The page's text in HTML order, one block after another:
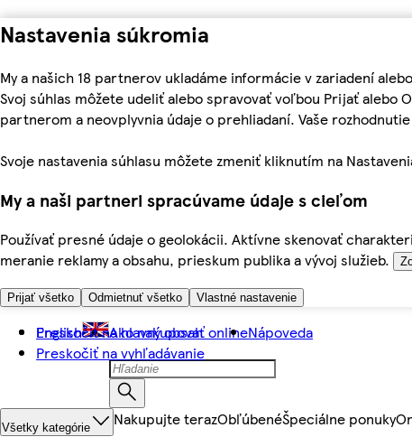
Nastavenia súkromia
My a našich 18 partnerov ukladáme informácie v zariadení
Svoj súhlas môžete udeliť alebo spravovať voľbou Prijať alebo
partnerom a neovplyvnia údaje o prehliadaní. Vaše
Svoje nastavenia súhlasu môžete zmeniť kliknutím na
My a naši partneri spracúvame údaje s cieľom
Používať presné údaje o geolokácii. Aktívne skenovať
meranie reklamy a obsahu, prieskum publika a vývoj služieb.
Prijať všetko Odmietnuť všetko Vlastné nastavenie
Preskočiť na hlavný obsah
Preskočiť na vyhľadávanie
English Ako nakupovať onlineNápoveda
Všetky kategórie Nakupujte terazObľúbenéŠpeciálne ponuky